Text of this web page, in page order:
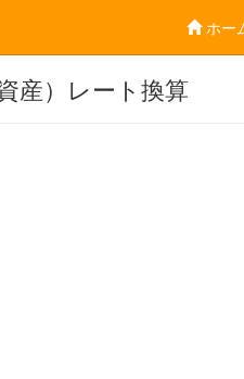
ホー
産）レート換算